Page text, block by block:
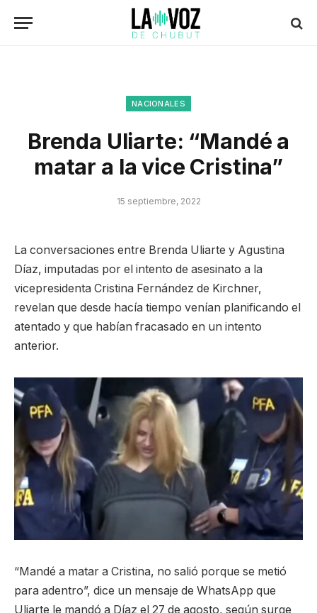
NACIONALES
Brenda Uliarte: “Mandé a
matar a la vice Cristina”
15 septiembre, 2022
La conversaciones entre Brenda Uliarte y Agustina
Díaz, imputadas por el intento de asesinato a la
vicepresidenta Cristina Fernández de Kirchner,
revelan que desde hacía tiempo venían planificando el
atentado y que habían fracasado en un intento
anterior.
“Mandé a matar a Cristina, no salió porque se metió
para adentro”, dice un mensaje de WhatsApp que
Uliarte le mandó a Díaz el 27 de agosto, según surge